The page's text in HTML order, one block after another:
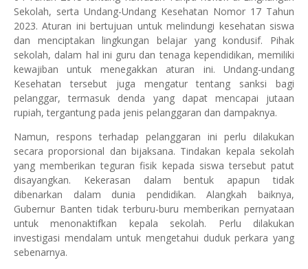
Sekolah, serta Undang-Undang Kesehatan Nomor 17 Tahun
2023. Aturan ini bertujuan untuk melindungi kesehatan siswa
dan menciptakan lingkungan belajar yang kondusif. Pihak
sekolah, dalam hal ini guru dan tenaga kependidikan, memiliki
kewajiban untuk menegakkan aturan ini. Undang-undang
Kesehatan tersebut juga mengatur tentang sanksi bagi
pelanggar, termasuk denda yang dapat mencapai jutaan
rupiah, tergantung pada jenis pelanggaran dan dampaknya.
Namun, respons terhadap pelanggaran ini perlu dilakukan
secara proporsional dan bijaksana. Tindakan kepala sekolah
yang memberikan teguran fisik kepada siswa tersebut patut
disayangkan. Kekerasan dalam bentuk apapun tidak
dibenarkan dalam dunia pendidikan. Alangkah baiknya,
Gubernur Banten tidak terburu-buru memberikan pernyataan
untuk menonaktifkan kepala sekolah. Perlu dilakukan
investigasi mendalam untuk mengetahui duduk perkara yang
sebenarnya.